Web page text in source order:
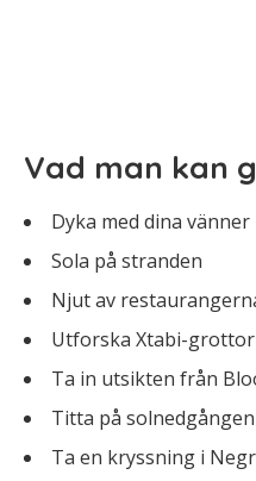
Vad man kan
Dyka med dina vänner
Sola på stranden
Njut av
Utforska Xtabi-
Ta in utsikten från
Titta på
Ta en kryssning i